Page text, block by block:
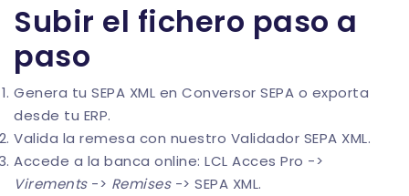
Subir el fichero paso a
paso
Genera tu SEPA XML en Conversor SEPA o exporta
desde tu ERP.
Valida la remesa con nuestro Validador SEPA XML.
Accede a la banca online: LCL Acces Pro ->
Virements-> Remises-> SEPA XML.